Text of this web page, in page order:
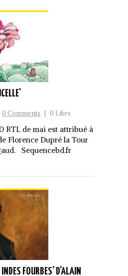
0 Comments | 0 Likes
RTL de mai est attribué à
Florence Dupré la Tour
Sequencebd.fr
FOURBES’ D’ALAIN